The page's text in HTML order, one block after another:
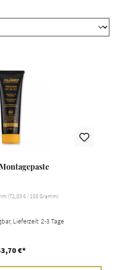
(72,83 € / 100 Gramm)
Lieferzeit: 2-3 Tage
€*